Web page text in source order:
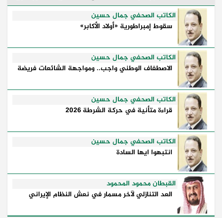
وكيفية إدارتها للأزمات، والحدود التي تفصل بين القوة
...
الكاتب الصحفي جمال حسين
سقوط إمبراطورية «أولاد الأكابر»
الكاتب الصحفي جمال حسين
الاصطفاف الوطني واجب.. ومواجهة الشائعات فريضة
الكاتب الصحفي جمال حسين
قراءة متأنية في حركة الشرطة 2026
الكاتب الصحفي جمال حسين
انتبهوا ايها السادة
القبطان محمود المحمود
العد التنازلي لآخر مسمار في نعش النظام الإيراني